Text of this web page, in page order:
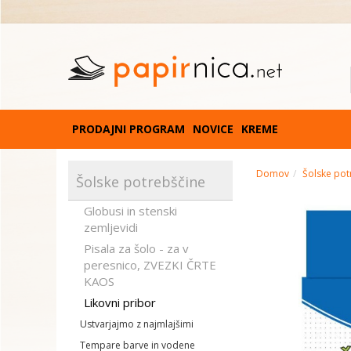
PRODAJNI PROGRAM NOVICE KREME
Šolske potrebščine
Globusi in stenski
zemljevidi
Pisala za šolo - za v
peresnico, ZVEZKI ČRTE
KAOS
Likovni pribor
Ustvarjajmo z najmlajšimi
Tempare barve in vodene
Domov Šolske